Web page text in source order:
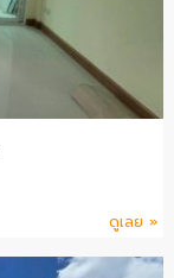
ดูเลย »